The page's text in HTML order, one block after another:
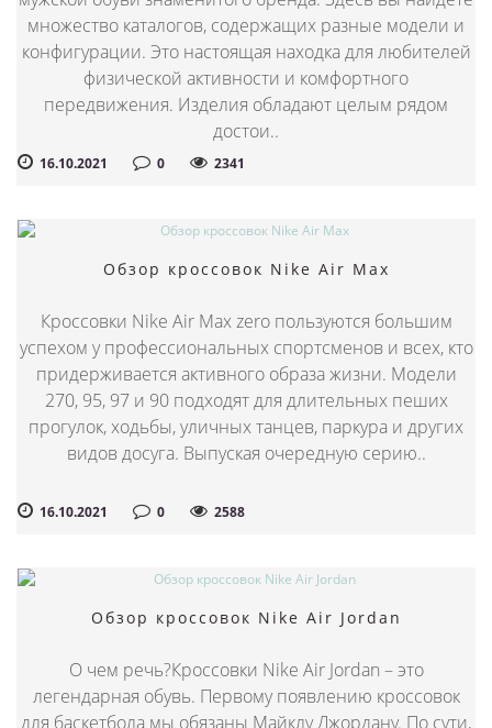
множество каталогов, содержащих разные модели и
конфигурации. Это настоящая находка для любителей
физической активности и комфортного
передвижения. Изделия обладают целым рядом
достои..
16.10.2021 0 2341
Обзор кроссовок Nike Air Max
Кроссовки Nike Air Max zero пользуются большим
успехом у профессиональных спортсменов и всех, кто
придерживается активного образа жизни. Модели
270, 95, 97 и 90 подходят для длительных пеших
прогулок, ходьбы, уличных танцев, паркура и других
видов досуга. Выпуская очередную серию..
16.10.2021 0 2588
Обзор кроссовок Nike Air Jordan
О чем речь?Кроссовки Nike Air Jordan – это
легендарная обувь. Первому появлению кроссовок
для баскетбола мы обязаны Майклу Джордану. По сути,